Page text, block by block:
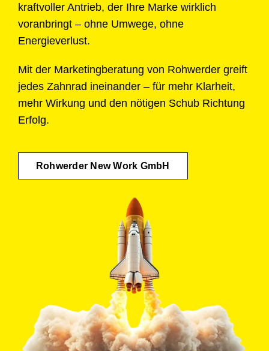
kraftvoller Antrieb, der Ihre Marke wirklich
voranbringt – ohne Umwege, ohne
Energieverlust.
Mit der Marketingberatung von Rohwerder greift
jedes Zahnrad ineinander – für mehr Klarheit,
mehr Wirkung und den nötigen Schub Richtung
Erfolg.
Rohwerder New Work GmbH